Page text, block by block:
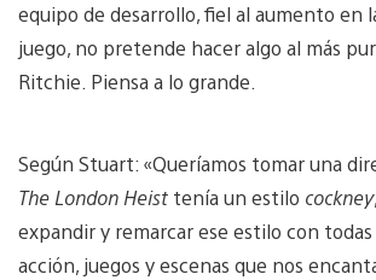
equipo de desarrollo, fiel al aumento en
juego, no pretende hacer algo al más
Ritchie. Piensa a lo grande.
Según Stuart: «Queríamos tomar una
The London Heist tenía un estilo cockney
expandir y remarcar ese estilo con todas
acción, juegos y escenas que nos